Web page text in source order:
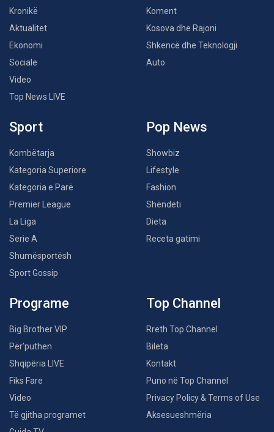
Kronikë
Aktualitet
Ekonomi
Sociale
Video
Top News LIVE
Koment
Kosova dhe Rajoni
Shkencë dhe Teknologji
Auto
Sport
Kombëtarja
Kategoria Superiore
Kategoria e Parë
Premier League
La Liga
Serie A
Shumësportësh
Sport Gossip
Pop News
Showbiz
Lifestyle
Fashion
Shëndeti
Dieta
Receta gatimi
Programe
Big Brother VIP
Për’puthen
Shqipëria LIVE
Fiks Fare
Video
Të gjitha programet
Top Channel
Rreth Top Channel
Bileta
Kontakt
Puno në Top Channel
Privacy Policy & Terms of Use
Aksesueshmëria